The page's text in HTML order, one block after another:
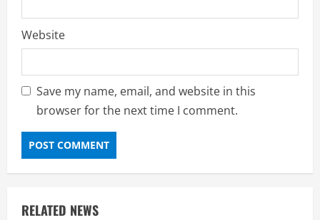
Website
Save my name, email, and website in this
browser for the next time I comment.
RELATED NEWS